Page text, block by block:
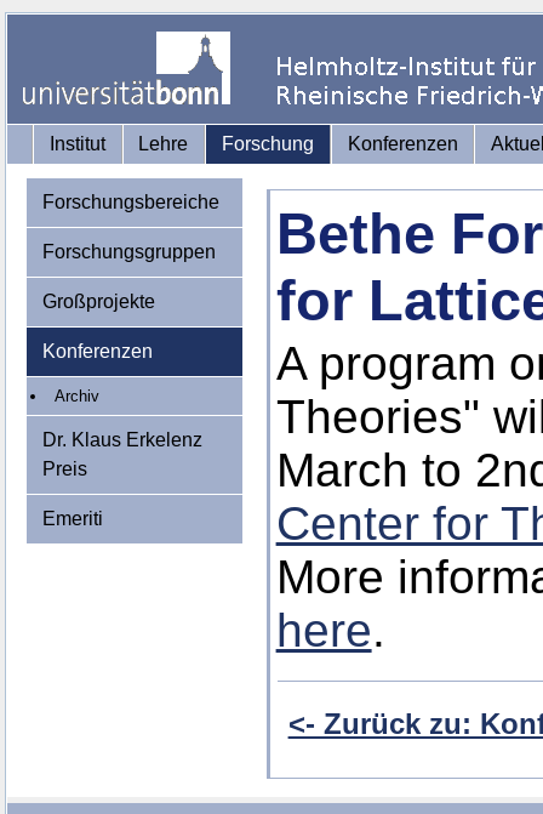
Institut Lehre Forschung Konferenzen
Forschungsbereiche
Forschungsgruppen
Großprojekte
Konferenzen
Archiv
Dr. Klaus Erkelenz
Preis
Emeriti
Bethe
for
A program
Theories"
March to
Center for
More
here.
<- Zurück zu: